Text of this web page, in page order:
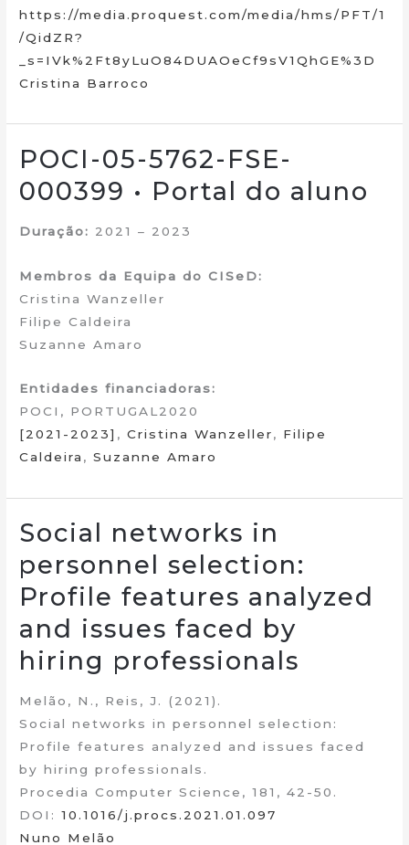
https://media.proquest.com/media/hms/PFT/1
/QidZR?
_s=IVk%2Ft8yLuO84DUAOeCf9sV1QhGE%3D
Cristina Barroco
POCI-05-5762-FSE-
000399 • Portal do aluno
Duração: 2021 – 2023
Membros da Equipa do CISeD:
Cristina Wanzeller
Filipe Caldeira
Suzanne Amaro
Entidades financiadoras:
POCI, PORTUGAL2020
[2021-2023] ,Cristina Wanzeller, Filipe
Caldeira ,Suzanne Amaro
Social networks in
personnel selection:
Profile features analyzed
and issues faced by
hiring professionals
Melão, N., Reis, J. (2021).
Social networks in personnel selection:
Profile features analyzed and issues faced
by hiring professionals.
Procedia Computer Science, 181, 42-50.
DOI:10.1016/j.procs.2021.01.097
Nuno Melão